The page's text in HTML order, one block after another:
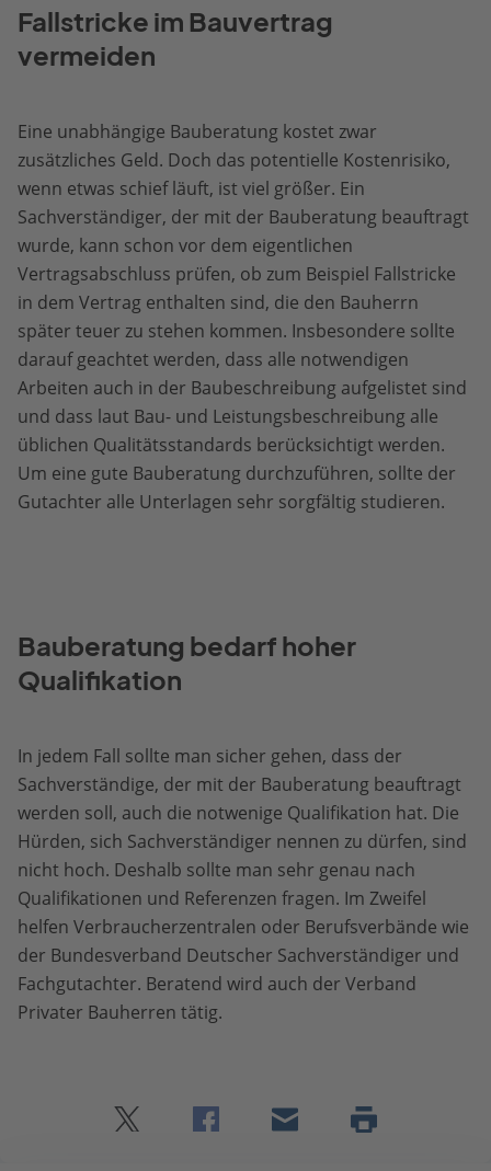
Fallstricke im Bauvertrag
vermeiden
Eine unabhängige Bauberatung kostet zwar
zusätzliches Geld. Doch das potentielle Kostenrisiko,
wenn etwas schief läuft, ist viel größer. Ein
Sachverständiger, der mit der Bauberatung beauftragt
wurde, kann schon vor dem eigentlichen
Vertragsabschluss prüfen, ob zum Beispiel Fallstricke
in dem Vertrag enthalten sind, die den Bauherrn
später teuer zu stehen kommen. Insbesondere sollte
darauf geachtet werden, dass alle notwendigen
Arbeiten auch in der Baubeschreibung aufgelistet sind
und dass laut Bau- und Leistungsbeschreibung alle
üblichen Qualitätsstandards berücksichtigt werden.
Um eine gute Bauberatung durchzuführen, sollte der
Gutachter alle Unterlagen sehr sorgfältig studieren.
Bauberatung bedarf hoher
Qualifikation
In jedem Fall sollte man sicher gehen, dass der
Sachverständige, der mit der Bauberatung beauftragt
werden soll, auch die notwenige Qualifikation hat. Die
Hürden, sich Sachverständiger nennen zu dürfen, sind
nicht hoch. Deshalb sollte man sehr genau nach
Qualifikationen und Referenzen fragen. Im Zweifel
helfen Verbraucherzentralen oder Berufsverbände wie
der Bundesverband Deutscher Sachverständiger und
Fachgutachter. Beratend wird auch der Verband
Privater Bauherren tätig.